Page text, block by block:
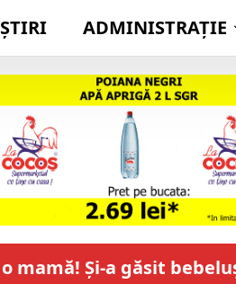
ȘTIRI ADMINISTRAŢIE
mamă! Și-a găsit